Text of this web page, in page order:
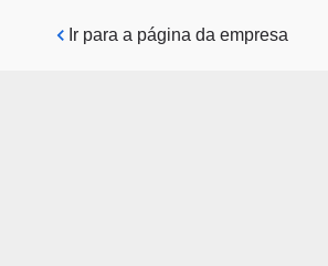
Pular para o conteúdo principal
Ir para a página da empresa